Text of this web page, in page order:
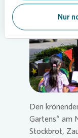
Nur
Den
Gartens“ am
Stockbrot,